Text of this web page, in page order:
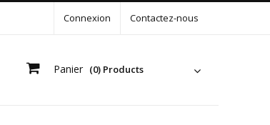
Contactez-nous
Connexion
Panier (0) Products